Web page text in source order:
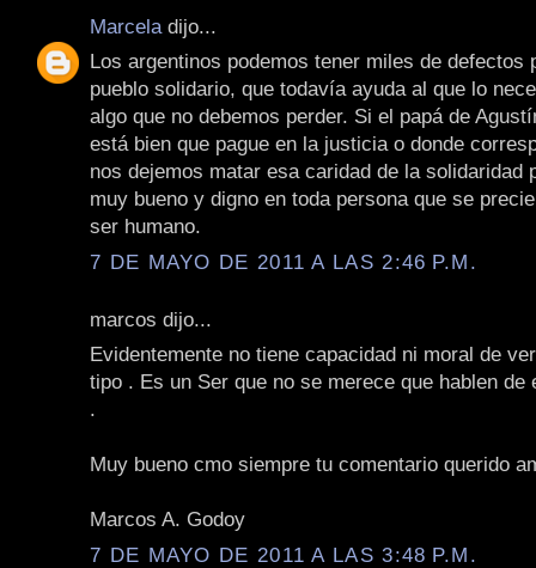
Marcela dijo...
Los argentinos podemos tener miles de defectos
pueblo solidario, que todavía ayuda al que lo
algo que no debemos perder. Si el papá de
está bien que pague en la justicia o donde
nos dejemos matar esa caridad de la solidaridad
muy bueno y digno en toda persona que se
ser humano.
7 DE MAYO DE 2011 A LAS 2:46 P.M.
marcos dijo...
Evidentemente no tiene capacidad ni moral de
tipo . Es un Ser que no se merece que hablen de
.
Muy bueno cmo siempre tu comentario querido
Marcos A. Godoy
7 DE MAYO DE 2011 A LAS 3:48 P.M.